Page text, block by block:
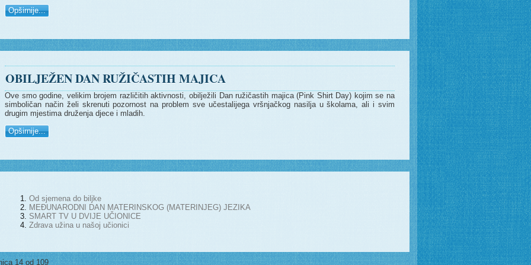
Opširnije...
OBILJEŽEN DAN RUŽIČASTIH MAJICA
Ove smo godine, velikim brojem različitih aktivnosti, obilježili Dan ružičastih majica (Pink Shirt Day) kojim se na
simboličan način želi skrenuti pozornost na problem sve učestalijega vršnjačkog nasilja u školama, ali i svim
drugim mjestima druženja djece i mladih.
Opširnije...
Od sjemena do biljke
MEĐUNARODNI DAN MATERINSKOG (MATERINJEG) JEZIKA
SMART TV U DVIJE UČIONICE
Zdrava užina u našoj učionici
14 od 109